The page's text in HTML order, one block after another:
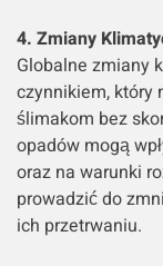
4. Zmiany
Globalne zmiany
czynnikiem, który
ślimakom bez
opadów mogą
oraz na warunki
prowadzić do
ich przetrwaniu.